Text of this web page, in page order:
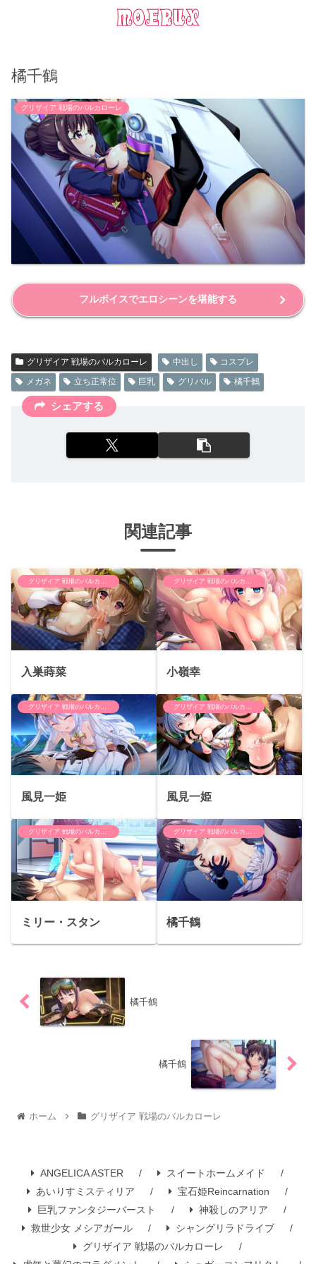
橘千鶴
グリザイア 戦場のバルカローレ
フルボイスでエロシーンを堪能する
グリザイア 戦場のバルカローレ 中出し
コスプレ
メガネ
立ち正常位 巨乳 グリバル 橘千鶴
シェアする
関連記事
グリザイア 戦場のバルカローレ
入巣蒔菜
グリザイア 戦場のバルカローレ
小嶺幸
風見一姫 風見一姫
ミリー・スタン 橘千鶴
橘千鶴
橘千鶴
ホーム グリザイア 戦場のバルカローレ
ANGELICA ASTER
スイートホームメイド
あいりすミスティリア
宝石姫Reincarnation
巨乳ファンタジーバースト
神殺しのアリア
救世少女 メシアガール
シャングリラドライブ
グリザイア 戦場のバルカローレ